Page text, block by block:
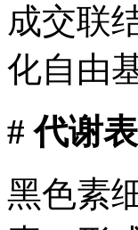
成交联
化自由
# 代谢
黑色素